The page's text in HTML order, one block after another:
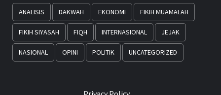
ANALISIS DAKWAH EKONOMI FIKIH MUAMALAH
FIKIH SIYASAH FIQH INTERNASIONAL JEJAK
NASIONAL OPINI POLITIK UNCATEGORIZED